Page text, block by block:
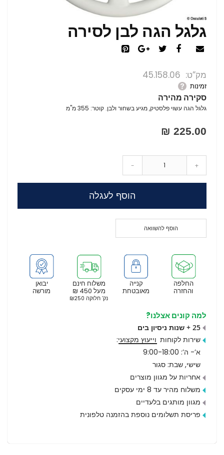
גלגל הגה לבן לסירה
מק”ט 45.158.06
זמינות
סקירה מהירה
גלגל הגה עשוי פלסטיק, מגיע בשחור ולבן. קוטר: 355 מ"מ
225.00 ₪
- +
הוסף לעגלה
הוסף להשוואה
יבואן
מורשה
משלוח חינם
מעל 450 ₪
נק’ חלוקה ₪250
קנייה
מאובטחת
החלפה
והחזרה
למה קונים אצלנו?
25 + שנות ניסיון בים
שירות לקוחות וייעוץ מקצועי:
א’- ה’: 9:00-18:00
שישי, שבת: סגור
אחריות על מגוון מוצרים
משלוח מהיר עד 8 ימי עסקים
מגוון מותגים בלעדיים
פריסת תשלומים נוספת בהזמנה טלפונית